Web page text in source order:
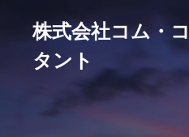
株式会社コム・
タント